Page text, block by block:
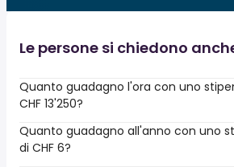
Le persone si chiedono
Quanto guadagno l'ora con uno
CHF 13'250?
Quanto guadagno all'anno con uno
di CHF 6?